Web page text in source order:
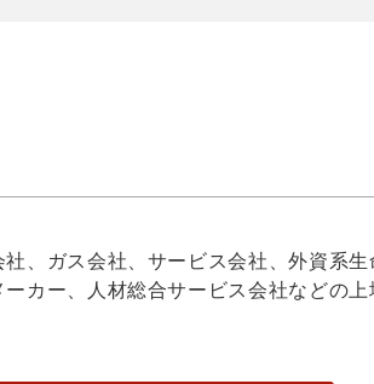
、ガス会社、サービス会社、外資系
カー、人材総合サービス会社などの